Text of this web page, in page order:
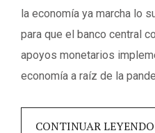
la economía ya marcha lo
para que el banco central
apoyos monetarios
economía a raíz de la
CONTINUAR LEYENDO